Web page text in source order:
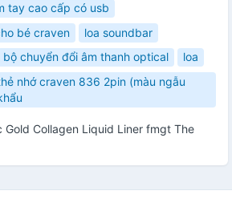
tay cao cấp có usb
bé craven
loa soundbar
bộ chuyển đổi âm thanh optical
loa
nhớ craven 836 2pin (màu ngẫu
Gold Collagen Liquid Liner fmgt The